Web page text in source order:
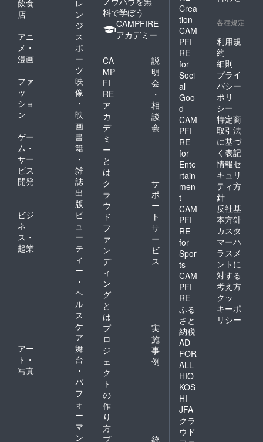
飲食
店
レ
ン
ジ
アニ
メ・
漫画
ス
ポ
ー
ツ
ファ
ッ
ショ
ン
映
像
・
映
画
ゲー
ム・
サー
ビス
開発
書
籍
・
雑
誌
出
版
ビジ
ネ
ス・
起業
ビ
ュ
ー
テ
ィ
ー
・
ヘ
ル
ス
ケ
ア
アー
ト・
写真
舞
台
・
パ
フ
ォ
ー
マ
ン
料で学ぼう
CAMPFIRE
アカデミー
CA
MP
FI
RE
ア
カ
デ
ミ
ー
と
は
説
明
会
・
相
談
会
ク
ラ
ウ
ド
フ
ァ
ン
デ
ィ
ン
グ
と
は
サ
ポ
ー
ト
サ
ー
ビ
ス
プ
ロ
ジ
ェ
ク
ト
の
作
り
方
実
施
事
例
プ
統
Crea
tion
CAM
PFI
RE
for
Soci
al
Goo
d
CAM
PFI
RE
for
Ente
rtain
men
t
CAM
PFI
RE
for
Spor
ts
CAM
PFI
RE
ふる
さと
納税
AD
FOR
ALL
HIO
KOS
HI
JFA
クラ
ウド
各種規定
利用規
約
細則
プライ
バシー
ポリ
シー
特定商
取引法
に基づ
く表記
情報セ
キュリ
ティ方
針
反社基
本方針
カスタ
マーハ
ラスメ
ントに
対する
考え方
クッ
キーポ
リシー